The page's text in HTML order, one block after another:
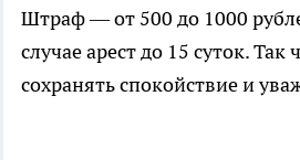
Штраф — от 500 до 1000
случае арест до 15 суток. Так
сохранять спокойствие и